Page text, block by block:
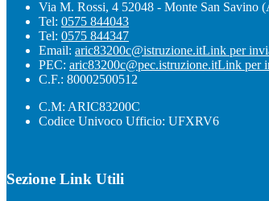
Via M. Rossi, 4 52048 - Monte San Savino
Tel: 0575 844043
Tel: 0575 844347
Email: aric83200c@istruzione.itLink per
PEC: aric83200c@pec.istruzione.itLink per
C.F.: 80002500512
C.M: ARIC83200C
Codice Univoco Ufficio: UFXRV6
Sezione Link Utili